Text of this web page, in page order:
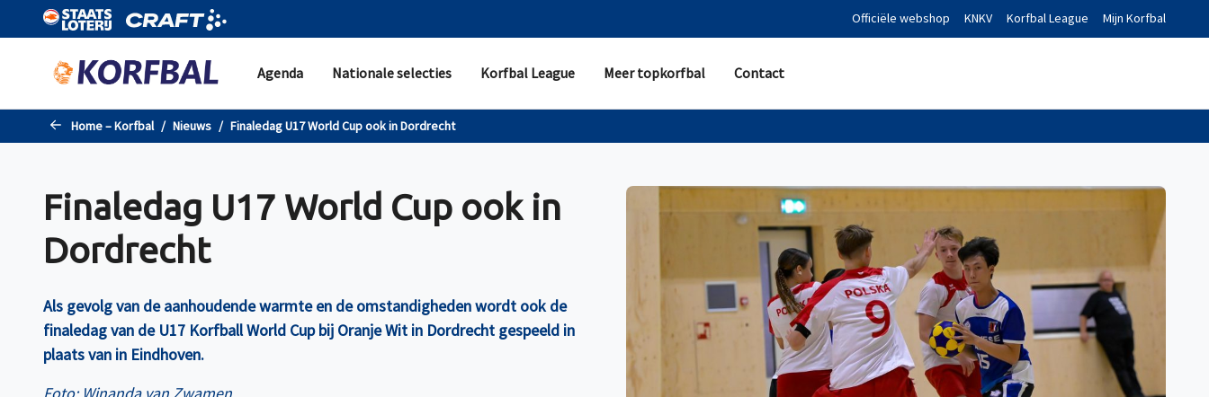
Naar de hoofdinhoud gaan Officiële webshop KNKV Korfbal League Mijn Korfbal
Agenda Nationale selecties Korfbal League Meer topkorfbal Contact
Home – Korfbal Nieuws Finaledag U17 World Cup ook in Dordrecht
Finaledag U17 World Cup ook in
Dordrecht
Als gevolg van de aanhoudende warmte en de omstandigheden wordt ook de
finaledag van de U17 Korfball World Cup bij Oranje Wit in Dordrecht gespeeld in
plaats van in Eindhoven.
Foto: Winanda van Zwamen